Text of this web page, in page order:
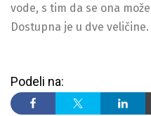
vode, s tim da se ona
Dostupna je u dve veličine.
Podeli na: